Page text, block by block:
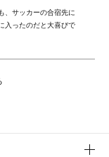
、サッカーの合宿先に
入ったのだと大喜びで